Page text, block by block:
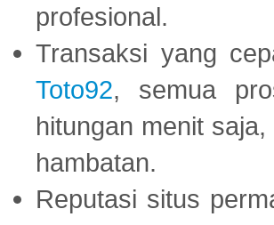
profesional.
Transaksi yang
Toto92, semua
hitungan menit
hambatan.
Reputasi situs